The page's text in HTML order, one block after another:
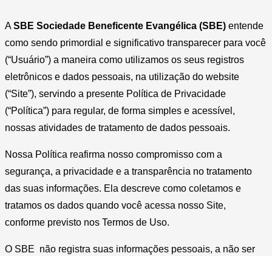
ASBE Sociedade Beneficente Evangélica (SBE) entende
como sendo primordial e significativo transparecer para você
(“Usuário”) a maneira como utilizamos os seus registros
eletrônicos e dados pessoais, na utilização do website
(“Site”), servindo a presente Política de Privacidade
(“Política”) para regular, de forma simples e acessível,
nossas atividades de tratamento de dados pessoais.
Nossa Política reafirma nosso compromisso com a
segurança, a privacidade e a transparência no tratamento
das suas informações. Ela descreve como coletamos e
tratamos os dados quando você acessa nosso Site,
conforme previsto nos Termos de Uso.
O SBE não registra suas informações pessoais, a não ser